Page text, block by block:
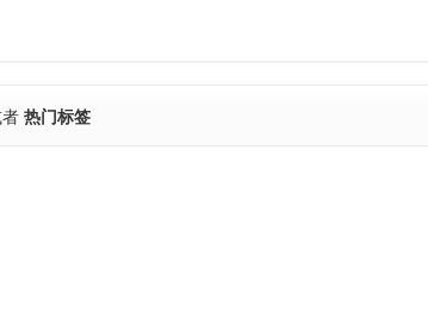
热门标签